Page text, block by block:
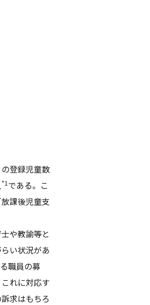
登録児童数
*1 である。こ
課後児童支
や教諭等と
い状況があ
職員の募
れに対応す
求はもちろ